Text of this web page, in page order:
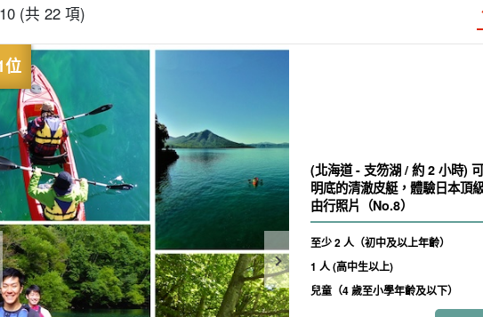
(共 22 項)
(北海道 - 支笏湖 / 約 2 小時)
明底的清澈皮艇，體驗日本頂
由行照片（No.8）
至少 2 人（初中及以上年齡）
1 人 (高中生以上)
兒童（4 歲至小學年齡及以下）